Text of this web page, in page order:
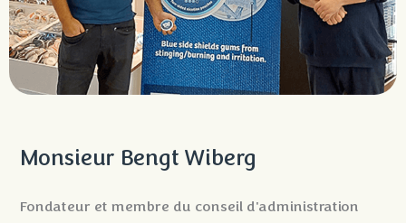
Monsieur Bengt Wiberg
Fondateur et membre du conseil d'administration